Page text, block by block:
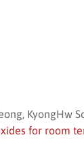
KyongHw
for room